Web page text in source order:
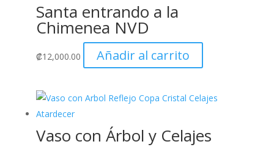
Santa entrando a la
Chimenea NVD
₡12,000.00 Añadir al carrito
Vaso con Árbol y Celajes